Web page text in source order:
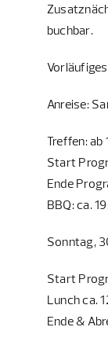
buchbar.
Anreise:
Treffen: ab
Start
Ende
BBQ: ca.
Sonntag,
Start
Lunch ca.
Ende &